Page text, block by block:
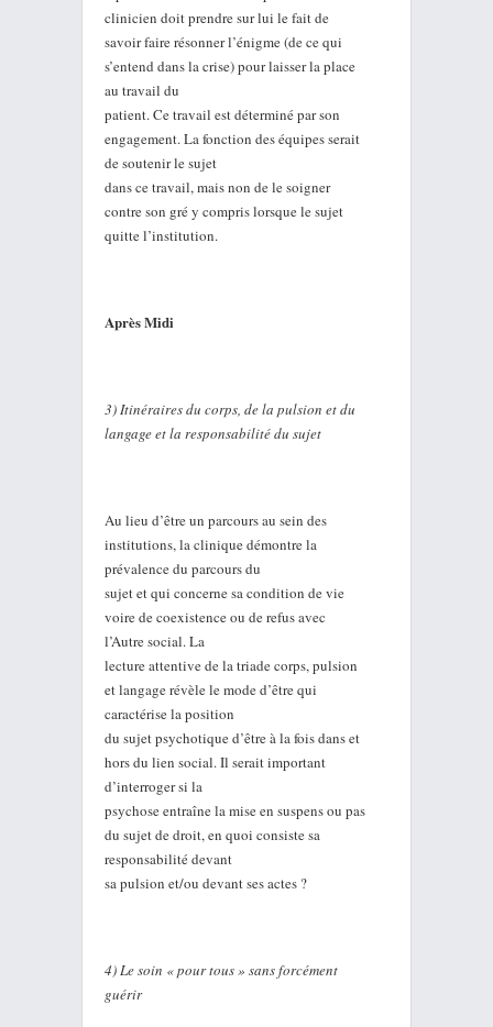
clinicien doit prendre sur lui le fait de
savoir faire résonner l’énigme (de ce qui
s’entend dans la crise) pour laisser la place
au travail du
patient. Ce travail est déterminé par son
engagement. La fonction des équipes serait
de soutenir le sujet
dans ce travail, mais non de le soigner
contre son gré y compris lorsque le sujet
quitte l’institution.
Après Midi
3) Itinéraires du corps, de la pulsion et du
langage et la responsabilité du sujet
Au lieu d’être un parcours au sein des
institutions, la clinique démontre la
prévalence du parcours du
sujet et qui concerne sa condition de vie
voire de coexistence ou de refus avec
l’Autre social. La
lecture attentive de la triade corps, pulsion
et langage révèle le mode d’être qui
caractérise la position
du sujet psychotique d’être à la fois dans et
hors du lien social. Il serait important
d’interroger si la
psychose entraîne la mise en suspens ou pas
du sujet de droit, en quoi consiste sa
responsabilité devant
sa pulsion et/ou devant ses actes ?
4) Le soin « pour tous » sans forcément
guérir